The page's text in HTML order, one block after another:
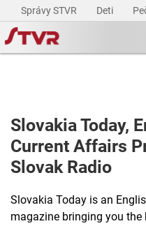
Správy STVR Deti
Slovakia Today,
Current Affairs
Slovak Radio
Slovakia Today is an
magazine bringing you